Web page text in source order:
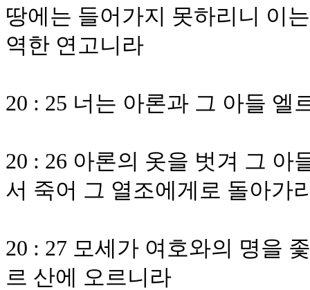
땅에는 들어가지 못하리니 이
역한 연고니라
20 : 25 너는 아론과 그 아들 엘
20 : 26 아론의 옷을 벗겨 그 아
서 죽어 그 열조에게로 돌아가
20 : 27 모세가 여호와의 명을
르 산에 오르니라